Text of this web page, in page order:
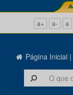
a+ a- a
Página Inicial |